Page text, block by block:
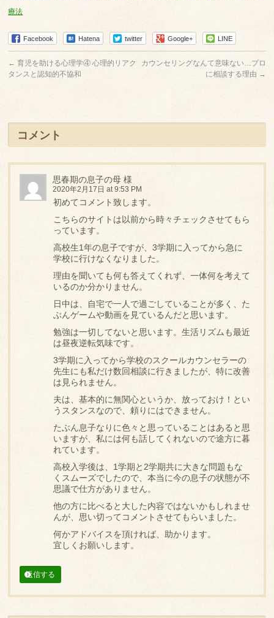
療法
Facebook Hatena twitter Google+ LINE
← 育児を助ける心理学④ 心理的リアク
タンスと認知的不協和
カウンセリングなんて意味ない…プロ
に相談する理由 →
コメント
思春期の息子の母 様
2020年2月17日 at 9:53 PM
初めてコメント致します。
こちらのサイトは以前から時々チェックさせてもら
っています。
高校生1年の息子ですが、3学期に入ってから急に
学校に行けなくなりました。
理由を聞いても何も答えてくれず、一体何を考えて
いるのか分かりません。
日中は、自宅で一人で過ごしていることが多く、た
ぶんゲームや動画を見ているんだと思います。
勉強は一切してないと思います。生活リズムも最近
は昼夜逆転気味です。
3学期に入ってから学校のスクールカウンセラーの
先生にも私だけ数回相談に行きましたが、特に改善
は見られません。
夫は、基本的に無関心というか、放っておけ！とい
うスタンスなので、頼りにはできません。
たぶん息子なりに色々と思っていることはあると思
いますが、私には何も話してくれないので途方に暮
れています。
高校入学後は、1学期と2学期共に大きな問題もな
くスムーズでしたので、本当に今の息子の状態が不
思議で仕方がありません。
他の方に比べると大した内容ではないかもしれませ
んが、思い切ってコメントさせてもらいました。
何かアドバイスを頂ければ、助かります。
宜しくお願いします。
返信する